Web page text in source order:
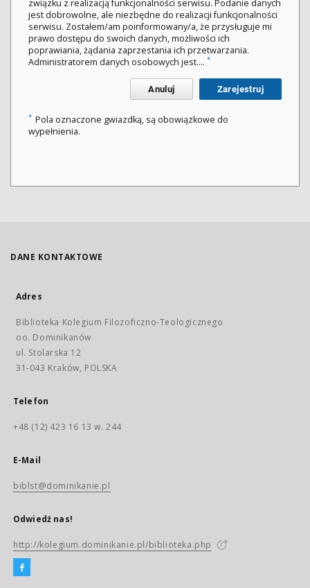
związku z realizacją funkcjonalności serwisu. Podanie danych
jest dobrowolne, ale niezbędne do realizacji funkcjonalności
serwisu. Zostałem/am poinformowany/a, że przysługuje mi
prawo dostępu do swoich danych, możliwości ich
poprawiania, żądania zaprzestania ich przetwarzania.
Administratorem danych osobowych jest.... *
Anuluj Zarejestruj
* Pola oznaczone gwiazdką, są obowiązkowe do
wypełnienia.
DANE KONTAKTOWE
Adres
Biblioteka Kolegium Filozoficzno-Teologicznego
oo. Dominikanów
ul. Stolarska 12
31-043 Kraków, POLSKA
Telefon
+48 (12) 423 16 13 w. 244
E-Mail
biblst@dominikanie.pl
Odwiedź nas!
http://kolegium.dominikanie.pl/biblioteka.php